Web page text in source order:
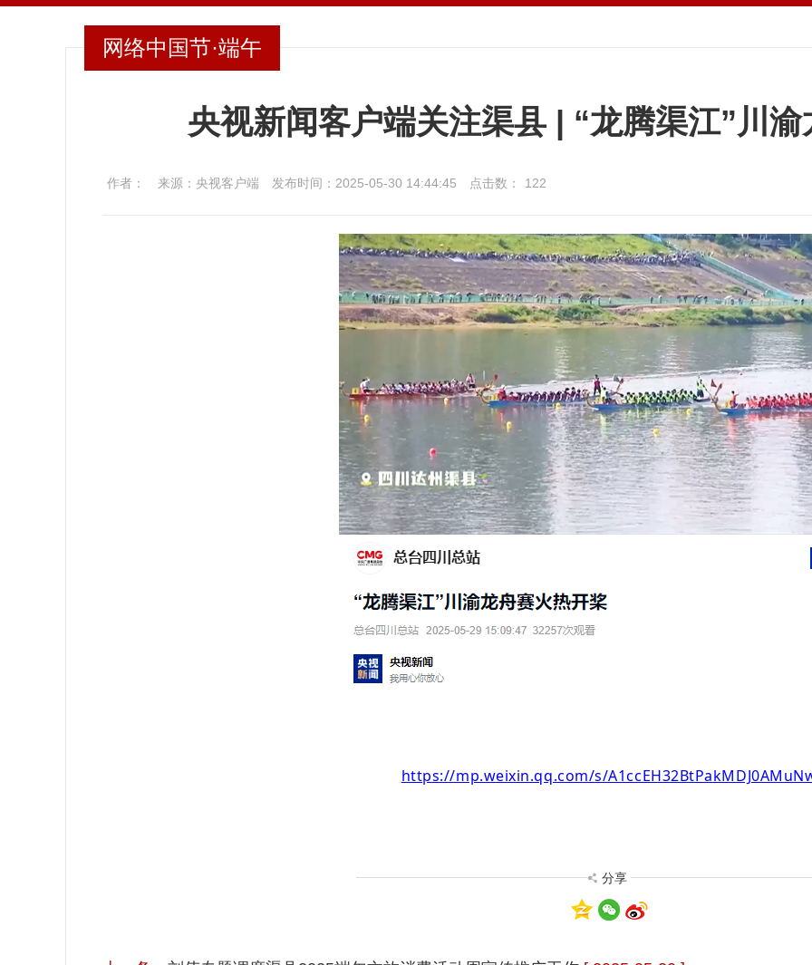
网络中国节·端午
央视新闻客户端关注渠县 | “龙腾渠江”川
作者： 来源：央视客户端 发布时间：2025-05-30 14:44:45 点击数： 122
https://mp.weixin.qq.com/s/
分享